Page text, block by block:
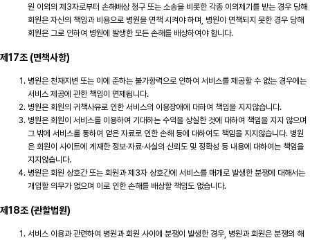
원 이외의 제3자로부터 손해배상 청구 또는 소송을 비롯한 각종 이의제기를 받는 경우 당해
회원은 자신의 책임과 비용으로 병원을 면책 시켜야 하며, 병원이 면책되지 못한 경우 당해
회원은 그로 인하여 병원에 발생한 모든 손해를 배상하여야 합니다.
제17조 (면책사항)
병원은 천재지변 또는 이에 준하는 불가항력으로 인하여 서비스를 제공할 수 없는 경우에는
서비스 제공에 관한 책임이 면제됩니다.
병원은 회원의 귀책사유로 인한 서비스의 이용장애에 대하여 책임을 지지않습니다.
병원은 회원이 서비스를 이용하여 기대하는 수익을 상실한 것에 대하여 책임을 지지 않으며
그 밖에 서비스를 통하여 얻은 자료로 인한 손해 등에 대하여도 책임을 지지않습니다. 병원
은 회원이 사이트에 게재한 정보·자료·사실의 신뢰도 및 정확성 등 내용에 대하여는 책임을
지지않습니다.
병원은 회원 상호간 또는 회원과 제3자 상호간에 서비스를 매개로 발생한 분쟁에 대해서는
개입할 의무가 없으며 이로 인한 손해를 배상할 책임도 없습니다.
제18조 (관할법원)
서비스 이용과 관련하여 병원과 회원 사이에 분쟁이 발생한 경우, 병원과 회원은 분쟁의 해